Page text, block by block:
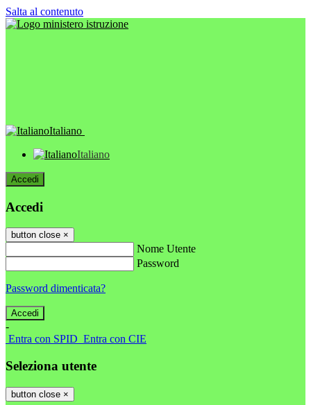
Salta al contenuto
Italiano
Italiano
Accedi
Accedi
button close ×
Nome Utente
Password
Password dimenticata?
-
Entra con SPID Entra con CIE
Seleziona utente
button close ×